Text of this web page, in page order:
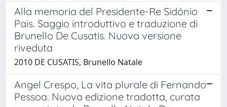
Alla memoria del Presidente-Re Sidónio
Pais. Saggio introduttivo e traduzione di
Brunello De Cusatis. Nuova versione
riveduta
2010 DE CUSATIS, Brunello Natale
Angel Crespo, La vita plurale di Fernando
Pessoa. Nuova edizione tradotta, curata